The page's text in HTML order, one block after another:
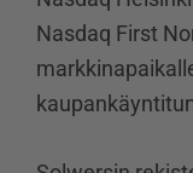
Nasdaq First